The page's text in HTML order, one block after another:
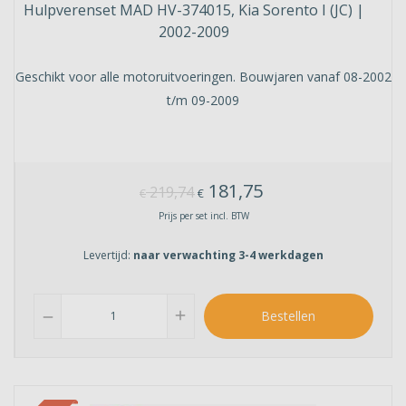
Hulpverenset MAD HV-374015, Kia Sorento I (JC) |
2002-2009
Geschikt voor alle motoruitvoeringen. Bouwjaren vanaf 08-2002
t/m 09-2009
€219,74 € 181,75
Prijs per set incl. BTW
Levertijd: naar verwachting 3-4 werkdagen
remove add Bestellen